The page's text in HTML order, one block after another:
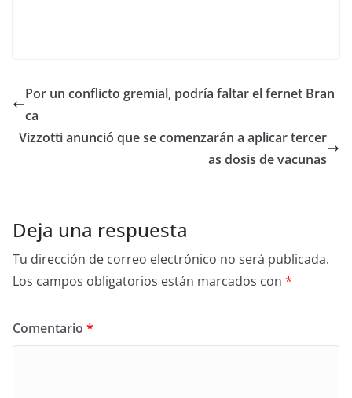
Por un conflicto gremial, podría faltar el fernet Bran
ca
Vizzotti anunció que se comenzarán a aplicar tercer
as dosis de vacunas
Deja una respuesta
Tu dirección de correo electrónico no será publicada.
Los campos obligatorios están marcados con *
Comentario *